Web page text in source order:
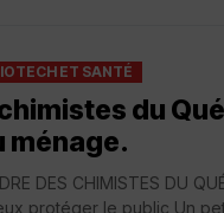
ET SANTÉ
du
ménage.
DES CHIMISTES DU
protéger le public Un